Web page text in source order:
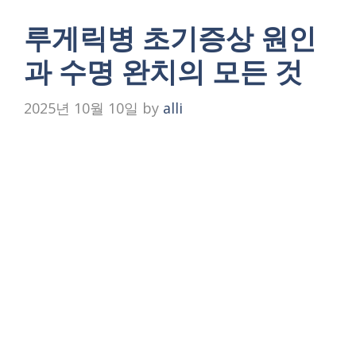
루게릭병 초기증상 원인
과 수명 완치의 모든 것
2025년 10월 10일 by alli